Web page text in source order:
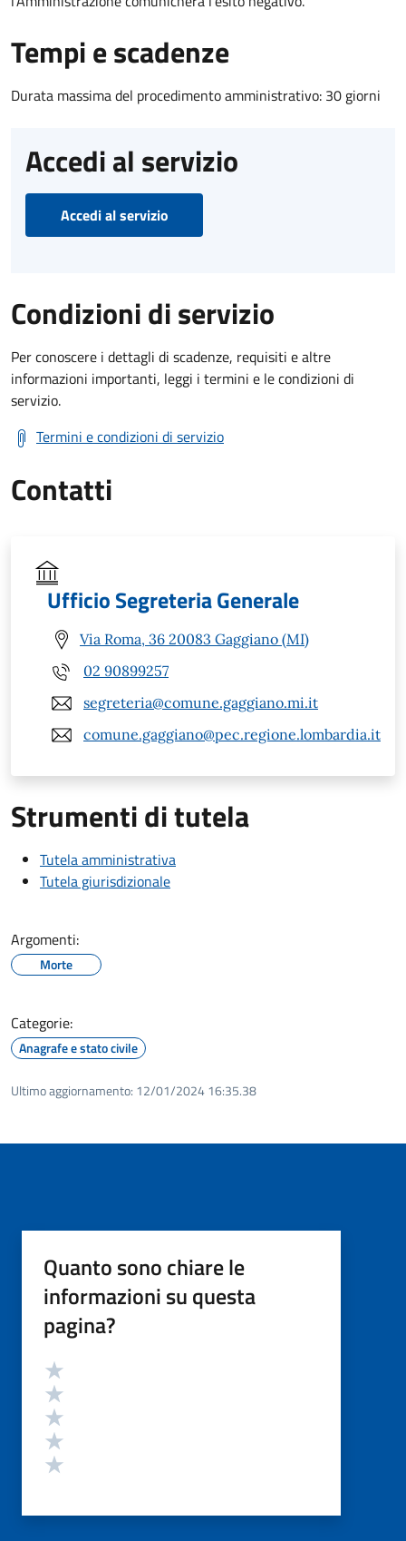
Tempi e scadenze
Durata massima del procedimento amministrativo: 30 giorni
Accedi al servizio
Accedi al servizio
Condizioni di servizio
Per conoscere i dettagli di scadenze, requisiti e altre
informazioni importanti, leggi i termini e le condizioni di
servizio.
Termini e condizioni di servizio
Contatti
Ufficio Segreteria Generale
Via Roma, 36 20083 Gaggiano (MI)
02 90899257
segreteria@comune.gaggiano.mi.it
comune.gaggiano@pec.regione.lombardia.it
Strumenti di tutela
Tutela amministrativa
Tutela giurisdizionale
Argomenti:
Morte
Categorie:
Anagrafe e stato civile
Ultimo aggiornamento: 12/01/2024 16:35.38
Quanto sono chiare le
informazioni su questa
pagina?
Valutazione